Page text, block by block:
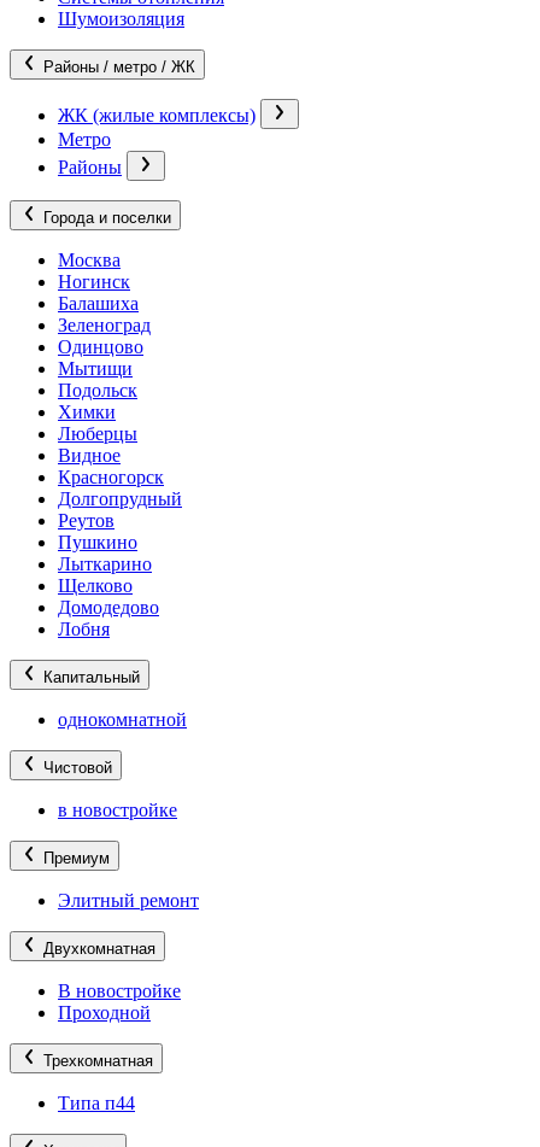
Шумоизоляция
Районы / метро / ЖК
ЖК (жилые комплексы)
Метро
Районы
Города и поселки
Москва
Ногинск
Балашиха
Зеленоград
Одинцово
Мытищи
Подольск
Химки
Люберцы
Видное
Красногорск
Долгопрудный
Реутов
Пушкино
Лыткарино
Щелково
Домодедово
Лобня
Капитальный
однокомнатной
Чистовой
в новостройке
Премиум
Элитный ремонт
Двухкомнатная
В новостройке
Проходной
Трехкомнатная
Типа п44